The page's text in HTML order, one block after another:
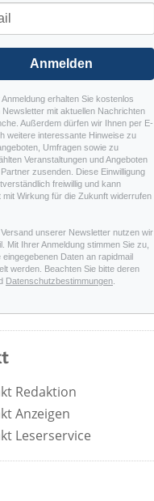
Anmelden
Anmeldung erhalten Sie kostenlos
Newsletter mit aktuellen Nachrichten
Außerdem dürfen wir Ihnen per E-
weitere interessante Hinweise zu
Umfragen sowie zu
Veranstaltungen und Angeboten
zusenden. Diese Einwilligung
freiwillig und kann
mit Wirkung für die Zukunft widerrufen
Versand unserer Newsletter nutzen wir
Mit Ihrer Anmeldung stimmen Sie zu,
eingegebenen Daten an rapidmail
werden. Beachten Sie bitte deren
Datenschutzbestimmungen
Redaktion
Anzeigen
Leserservice